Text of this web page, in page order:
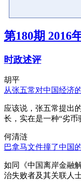
第180期 2016
时政述评
胡平
从张五常对中国经济
应该说，张五常提出
长，实在是一种“劣币
何清涟
巴拿马文件撞了中国
如同《中国离岸金融
治失败者及其关联人